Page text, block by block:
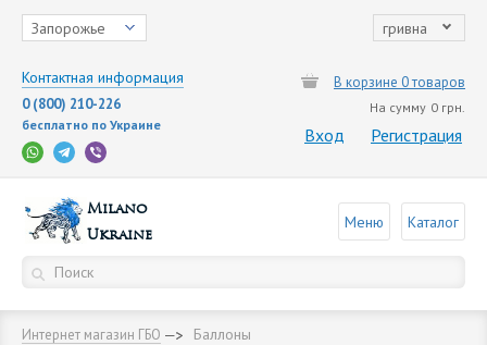
Запорожье гривна
Контактная информация
0 (800) 210-226
бесплатно по Украине
В корзине 0 товаров
На сумму 0 грн.
Вход Регистрация
Milano
Ukraine
Меню Каталог
Интернет магазин ГБО Баллоны